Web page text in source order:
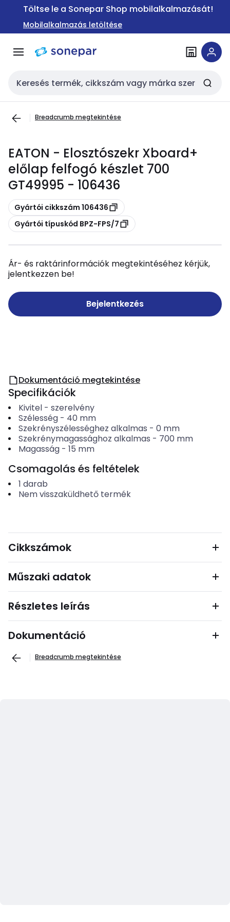
Ugrás a
Ugrás a
tartalomra
Töltse le a Sonepar Shop mobilalkalmazását!
Mobilalkalmazás letöltése
Keresési bemenet
Breadcrumb megtekintése
EATON - Elosztószekr Xboard+
előlap felfogó készlet 700
GT49995 - 106436
Másolás
Gyártói cikkszám 106436
Másolás
Gyártói típuskód BPZ-FPS/7
Ár- és raktárinformációk megtekintéséhez kérjük,
jelentkezzen be!
Bejelentkezés
Dokumentáció megtekintése
Specifikációk
Kivitel- szerelvény
Szélesség- 40 mm
Szekrényszélességhez alkalmas - 0 mm
Szekrénymagassághoz alkalmas - 700 mm
Magasság- 15 mm
Csomagolás és feltételek
1 darab
Nem visszaküldhető termék
Cikkszámok
Műszaki adatok
Részletes leírás
Dokumentáció
Breadcrumb megtekintése